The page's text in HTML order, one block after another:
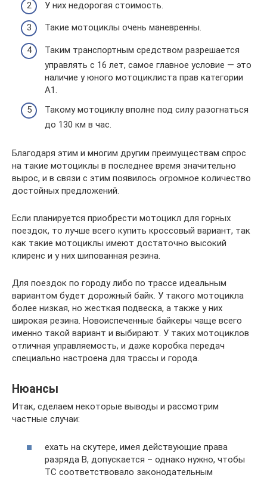
У них недорогая стоимость.
Такие мотоциклы очень маневренны.
Таким транспортным средством разрешается
управлять с 16 лет, самое главное условие — это
наличие у юного мотоциклиста прав категории
А1.
Такому мотоциклу вполне под силу разогнаться
до 130 км в час.
Благодаря этим и многим другим преимуществам спрос
на такие мотоциклы в последнее время значительно
вырос, и в связи с этим появилось огромное количество
достойных предложений.
Если планируется приобрести мотоцикл для горных
поездок, то лучше всего купить кроссовый вариант, так
как такие мотоциклы имеют достаточно высокий
клиренс и у них шипованная резина.
Для поездок по городу либо по трассе идеальным
вариантом будет дорожный байк. У такого мотоцикла
более низкая, но жесткая подвеска, а также у них
широкая резина. Новоиспеченные байкеры чаще всего
именно такой вариант и выбирают. У таких мотоциклов
отличная управляемость, и даже коробка передач
специально настроена для трассы и города.
Нюансы
Итак, сделаем некоторые выводы и рассмотрим
частные случаи:
ехать на скутере, имея действующие права
разряда B, допускается – однако нужно, чтобы
ТС соответствовало законодательным